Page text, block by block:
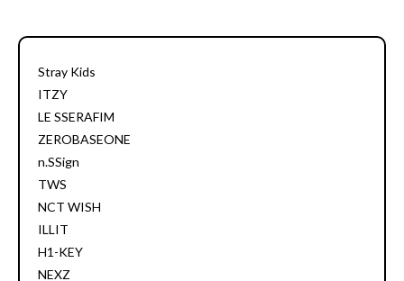
Stray Kids
ITZY
LE SSERAFIM
ZEROBASEONE
n.SSign
TWS
NCT WISH
ILLIT
H1-KEY
NEXZ